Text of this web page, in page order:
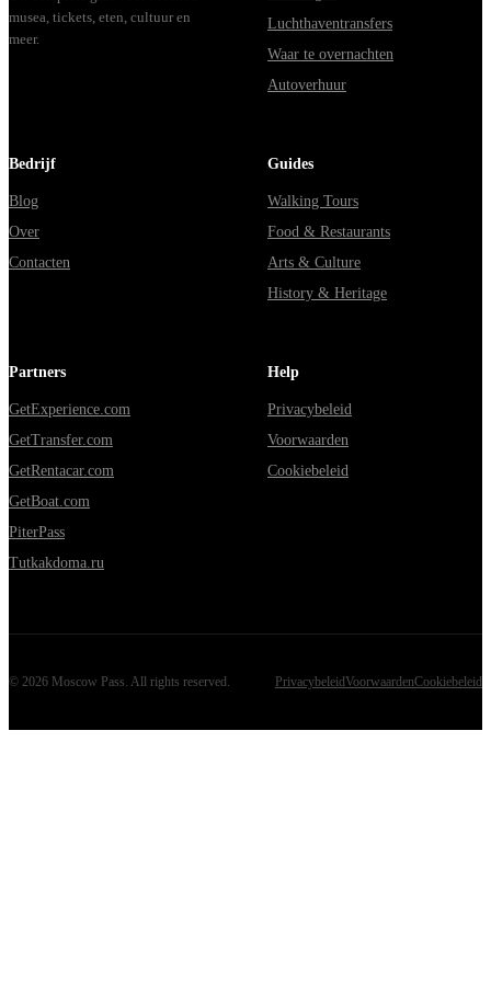
musea, tickets, eten, cultuur en
meer.
Luchthaventransfers
Waar te overnachten
Autoverhuur
Bedrijf
Blog
Over
Contacten
Guides
Walking Tours
Food & Restaurants
Arts & Culture
History & Heritage
Partners
GetExperience.com
GetTransfer.com
GetRentacar.com
GetBoat.com
PiterPass
Tutkakdoma.ru
Help
Privacybeleid
Voorwaarden
Cookiebeleid
© 2026 Moscow Pass. All rights reserved. PrivacybeleidVoorwaardenCookiebeleid